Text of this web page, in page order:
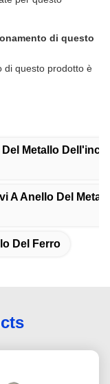
di questo
di questo prodotto è
Metallo
A Anello Del
Del Ferro